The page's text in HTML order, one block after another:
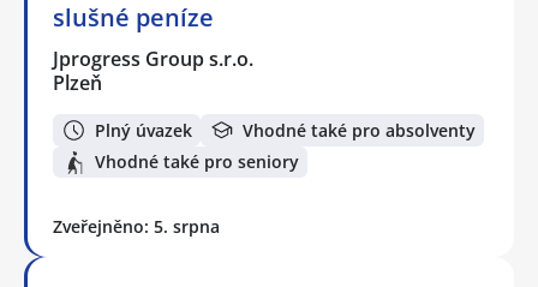
slušné peníze
Jprogress Group s.r.o.
Plzeň
Plný úvazek
Vhodné také pro absolventy
Vhodné také pro seniory
Zveřejněno: 5. srpna